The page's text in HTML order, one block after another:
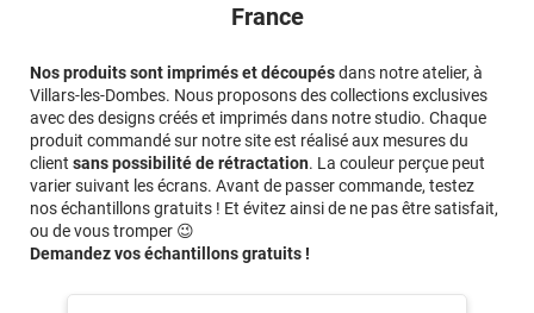
France
Nos produits sont imprimés et découpésdans notre atelier, à
Villars-les-Dombes. Nous proposons des collections exclusives
avec des designs créés et imprimés dans notre studio. Chaque
produit commandé sur notre site est réalisé aux mesures du
client sans possibilité de rétractation. La couleur perçue peut
varier suivant les écrans. Avant de passer commande, testez
nos échantillons gratuits ! Et évitez ainsi de ne pas être satisfait,
ou de vous tromper 😉
Demandez vos échantillons gratuits !